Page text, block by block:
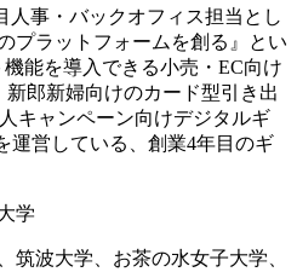
人事・バックオフィス担当とし
プラットフォームを創る』とい
能を導入できる小売・EC向け
新郎新婦向けのカード型引き出
キャンペーン向けデジタルギ
運営している、創業4年目のギ
学
筑波大学、お茶の水女子大学、